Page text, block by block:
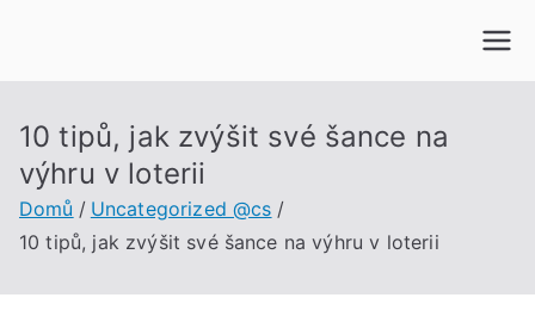
10 tipů, jak zvýšit své šance na
výhru v loterii
Domů
Uncategorized @cs
10 tipů, jak zvýšit své šance na výhru v loterii